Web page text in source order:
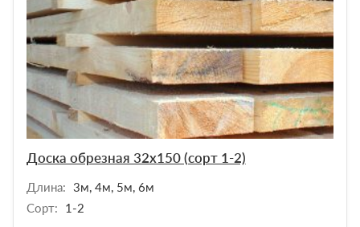
Доска обрезная 32х150 (сорт 1-2)
Длина: 3м, 4м, 5м, 6м
Сорт:
1-2